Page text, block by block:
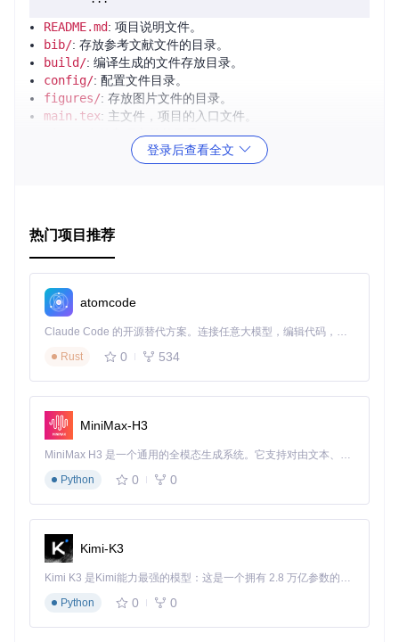
README.md: 项目说明文件。
bib/: 存放参考文献文件的目录。
build/: 编译生成的文件存放目录。
config/: 配置文件目录。
figures/: 存放图片文件的目录。
main.tex: 主文件，项目的入口文件。
: 存放杂项文件的目录。
nusthesis.cls
: 项目的主要样式文件。
2. 项目的启动文件介绍
main.tex是项目的启动文件，也是整个文档的入口。它包含
了文档的基本结构和引用其他章节文件的指令。
\documentclass
\begin
\input
\input
\input{sections/related_
\input
\input
\bibliography
\end
3. 项目的配置文件介绍
config/nusthesis.cfg
的一些基本参数，如标题、作者、日期等。
登录后查看全文
热门项目推荐
atomcode
Claude Code 的开源替代方案。连接任意大模型，编辑代码，运行命令，自动验证 — 全自动执行。用 Rust 构建，极致性能。 ｜ An open-source alternative to Claude Code. Connect any LLM, edit code, run commands, and verify changes — autonomously. Built in Rust for speed. Get Started
Rust
0 534
MiniMax-H3
MiniMax H3 是一个通用的全模态生成系统。它支持对由文本、图像、视频和音频组成的多模态上下文进行统一理解，并能生成分辨率高达 2K、时长可达 15 秒的带原生立体声音频的视频。得益于面向任务泛化的系统设计，H3 在预训练阶段就已具备广泛的多模态上下文理解与生成能力，能够出色地执行复杂的多模态指令。
Python
0 0
Kimi-K3
Kimi K3 是Kimi能力最强的模型：这是一个拥有 2.8 万亿参数的混合专家（MoE）模型，具备原生视觉理解能力，并支持 100 万 token 的上下文窗口。
Python
0 0